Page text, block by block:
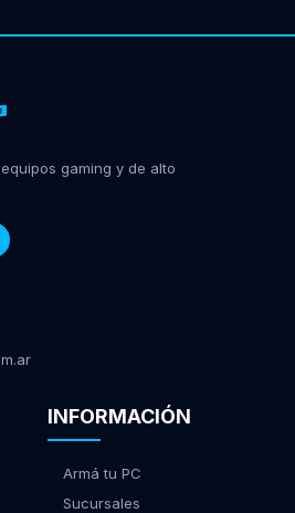
gaming y de alto
INFORMACIÓN
Armá tu PC
Sucursales